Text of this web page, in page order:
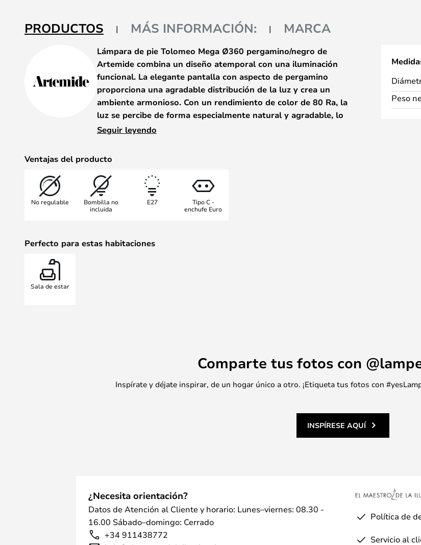
galería
de
PRODUCTOS MÁS INFORMACIÓN: MARCA
Lámpara de pie Tolomeo Mega Ø360 pergamino/negro de
Artemide combina un diseño atemporal con una iluminación
funcional. La elegante pantalla con aspecto de pergamino
proporciona una agradable distribución de la luz y crea un
ambiente armonioso. Con un rendimiento de color de 80 Ra, la
luz se percibe de forma especialmente natural y agradable, lo
que la hace ideal para su uso en el salón. La alta calidad de su
elegante elemento decorativo en cualquier estancia.
Una característica especial de esta lámpara de pie es la posibilidad
de beneficiarse de la garantía de 5 años de Artemide, siempre que
la lámpara se registre en un plazo de dos meses a partir de la fecha
para soluciones de iluminación exigentes.
Seguir leyendo
Ventajas del producto
No regulable
Bombilla no
incluida
E27
Tipo C -
enchufe Euro
Perfecto para estas habitaciones
Sala de estar
Peso
Comparte tus fotos con
Inspírate y déjate inspirar, de un hogar único a otro. ¡Etiqueta tus fotos con
INSPÍRESE AQUÍ
¿Necesita orientación?
Datos de Atención al Cliente y horario: Lunes–viernes: 08.30 -
16.00 Sábado–domingo: Cerrado
+34 911438772
Política de
Servicio al